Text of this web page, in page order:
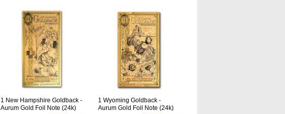
1 New Hampshire Goldback -
Aurum Gold Foil Note (24k)
1 Wyoming Goldback -
Aurum Gold Foil Note (24k)